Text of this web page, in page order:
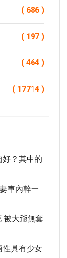
( 686 )
( 197 )
( 464 )
( 17714 )
好？其中的
車內幹一
被大爺無套
性具有少女